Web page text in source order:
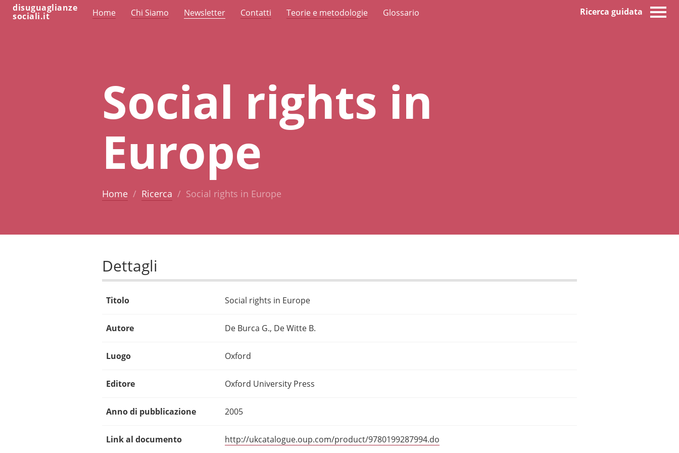
disuguaglianze
sociali.it Home Chi Siamo Newsletter Contatti Teorie e metodologie Glossario Ricerca guidata
Social rights in
Europe
Home Ricerca Social rights in Europe
Dettagli
Titolo Social rights in Europe
Autore De Burca G., De Witte B.
Luogo Oxford
Editore Oxford University Press
Anno di pubblicazione 2005
Link al documento http://ukcatalogue.oup.com/product/9780199287994.do